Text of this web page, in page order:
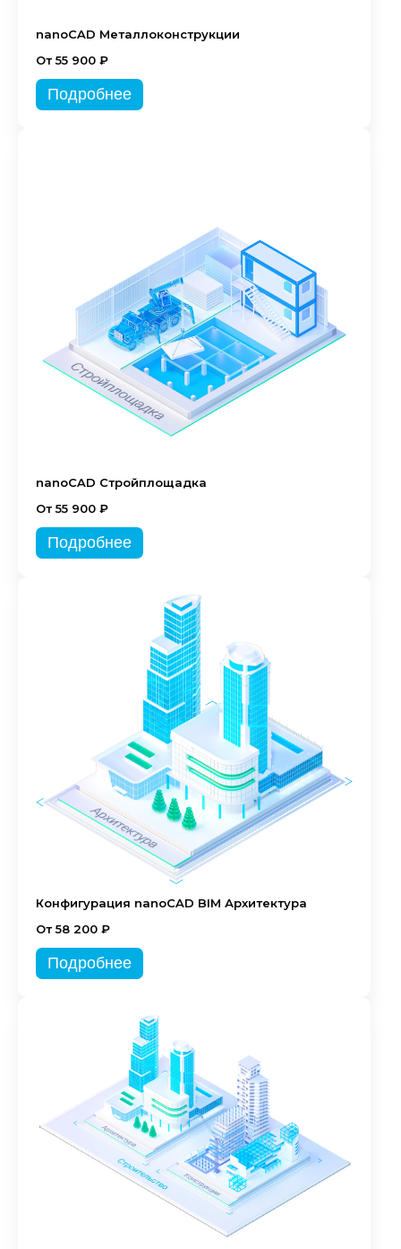
nanoCAD Металлоконструкции
От 55 900 ₽
Подробнее
nanoCAD Стройплощадка
От 55 900 ₽
Подробнее
Конфигурация nanoCAD BIM Архитектура
От 58 200 ₽
Подробнее